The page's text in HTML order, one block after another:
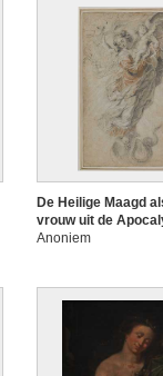
De Heilige Maagd
vrouw uit de
Anoniem